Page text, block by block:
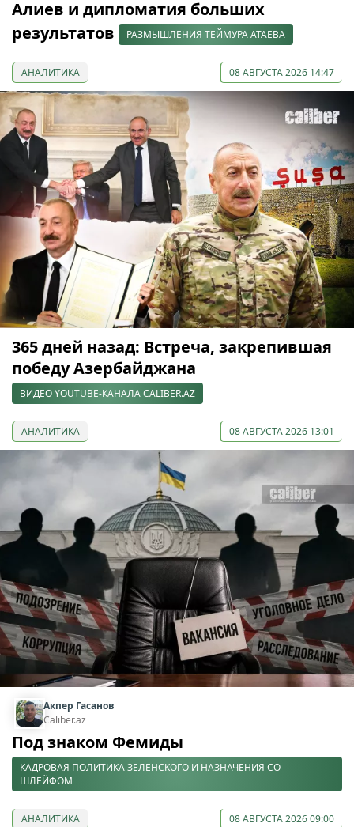
Алиев и дипломатия больших
результатов
РАЗМЫШЛЕНИЯ ТЕЙМУРА АТАЕВА
АНАЛИТИКА 08 АВГУСТА 2026 14:47
365 дней назад: Встреча, закрепившая
победу Азербайджана
ВИДЕО YOUTUBE-КАНАЛА CALIBER.AZ
АНАЛИТИКА 08 АВГУСТА 2026 13:01
Акпер Гасанов
Caliber.az
Под знаком Фемиды
КАДРОВАЯ ПОЛИТИКА ЗЕЛЕНСКОГО И НАЗНАЧЕНИЯ СО
ШЛЕЙФОМ
АНАЛИТИКА 08 АВГУСТА 2026 09:00